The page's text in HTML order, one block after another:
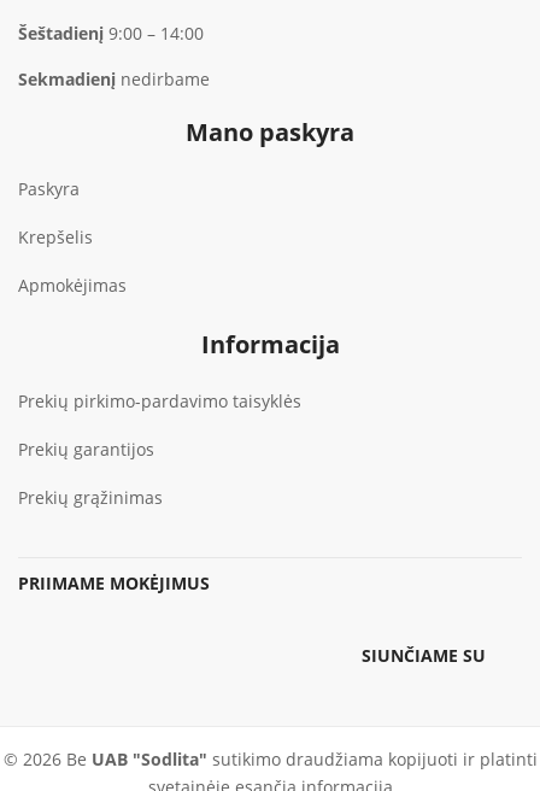
Šeštadienį 9:00 – 14:00
Sekmadienį nedirbame
Mano paskyra
Paskyra
Krepšelis
Apmokėjimas
Informacija
Prekių pirkimo-pardavimo taisyklės
Prekių garantijos
Prekių grąžinimas
PRIIMAME MOKĖJIMUS
SIUNČIAME SU
© 2026 Be UAB "Sodlita" sutikimo draudžiama kopijuoti ir platinti
svetainėje esančią informaciją